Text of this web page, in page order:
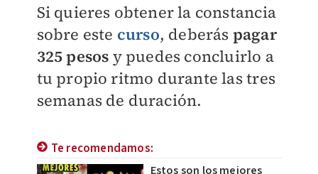
Si quieres obtener la constancia
sobre este curso, deberás pagar
325 pesos y puedes concluirlo a
tu propio ritmo durante las tres
semanas de duración.
Te recomendamos:
Estos son los mejores